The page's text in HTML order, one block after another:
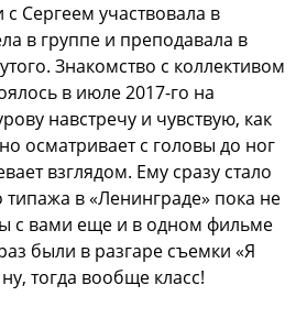
с Сергеем участвовала в
в группе и преподавала в
Знакомство с коллективом
в июле 2017-го на
навстречу и чувствую, как
осматривает с головы до ног
взглядом. Ему сразу стало
типажа в «Ленинграде» пока не
с вами еще и в одном фильме
были в разгаре съемки «Я
тогда вообще класс!